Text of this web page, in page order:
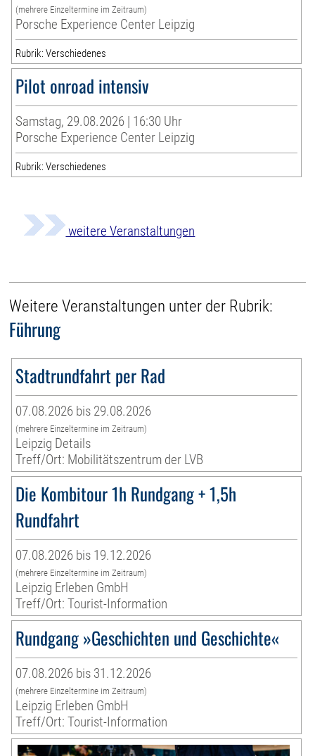
(mehrere Einzeltermine im Zeitraum)
Porsche Experience Center Leipzig
Rubrik: Verschiedenes
Pilot onroad intensiv
Samstag, 29.08.2026 | 16:30 Uhr
Porsche Experience Center Leipzig
Rubrik: Verschiedenes
weitere Veranstaltungen
Weitere Veranstaltungen unter der Rubrik:
Führung
Stadtrundfahrt per Rad
07.08.2026 bis 29.08.2026
(mehrere Einzeltermine im Zeitraum)
Leipzig Details
Treff/Ort: Mobilitätszentrum der LVB
Die Kombitour 1h Rundgang + 1,5h
Rundfahrt
07.08.2026 bis 19.12.2026
(mehrere Einzeltermine im Zeitraum)
Leipzig Erleben GmbH
Treff/Ort: Tourist-Information
Rundgang »Geschichten und Geschichte«
07.08.2026 bis 31.12.2026
(mehrere Einzeltermine im Zeitraum)
Leipzig Erleben GmbH
Treff/Ort: Tourist-Information